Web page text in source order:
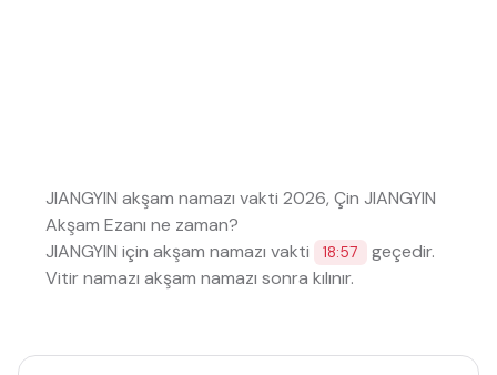
JIANGYIN akşam namazı vakti 2026, Çin JIANGYIN
Akşam Ezanı ne zaman?
JIANGYIN için akşam namazı vakti
18:57
geçedir.
Vitir namazı akşam namazı sonra kılınır.